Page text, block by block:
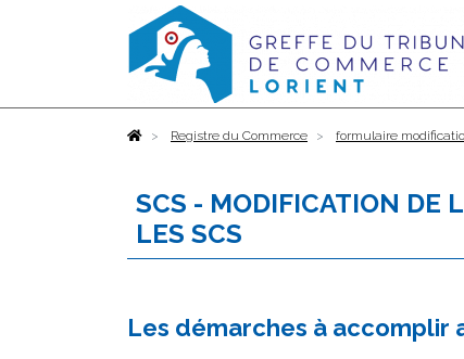
AccueilRegistre du Commerce formulaire
SCS - MODIFICATION DE
LES SCS
Les démarches à accomplir